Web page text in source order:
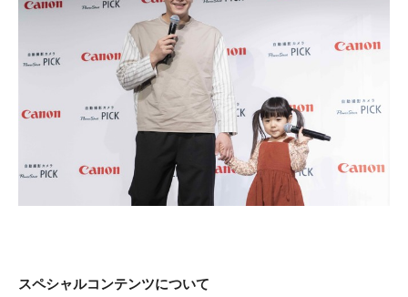
スペシャルコンテンツについて